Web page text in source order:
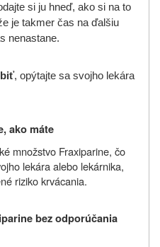
si ju hneď, ako si na to
je takmer čas na ďalšiu
nenastane.
, opýtajte sa svojho lekára
ako máte
množstvo Fraxiparine, čo
lekára alebo lekárnika,
riziko krvácania.
bez odporúčania